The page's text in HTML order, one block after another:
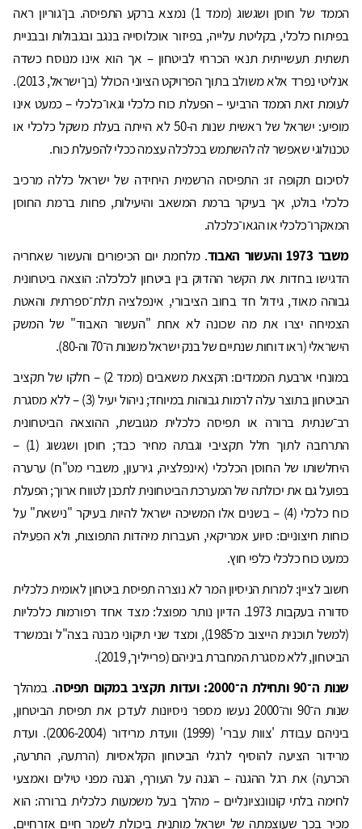
הממד של חוסן ושגשוג (ממד 1) נמצא ברקע התפיסה. בן־גוריון ראה
בפיתוח כלכלי, בקליטת עלייה, בפיזור אוכלוסייה בנגב ובגבולות ובבניית
תשתית תעשייתית תנאי הכרחי לביטחון – אך הוא אינו מנוסח כשדה
אנליטי נפרד אלא משולב בתוך הפרויקט הציוני הכולל (בן־ישראל, 2013).
לעומת זאת הממד הרביעי – הפעלת כוח כלכלי וגאו־כלכלי – כמעט אינו
מופיע: ישראל של ראשית שנות ה-50 לא הייתה בעלת משקל כלכלי או
טכנולוגי שאפשר לה להשתמש בכלכלה עצמה ככלי להפעלת כוח.
לסיכום תקופה זו: התפיסה הרשמית היחידה של ישראל כללה מרכיב
כלכלי בולט, אך בעיקר ברמת המשאב והיעילות, פחות ברמת החוסן
המאקרו־כלכלי או הגאו־כלכלה.
משבר 1973 והעשור האבוד
. מלחמת יום הכיפורים והעשור שאחריה
הדגישו בחדות את הקשר ההדוק בין ביטחון לכלכלה: הוצאה ביטחונית
גבוהה מאוד, גידול חד בחוב הציבורי, אינפלציה תלת־ספרתית והאטת
הצמיחה יצרו את מה שכונה לא אחת "העשור האבוד" של המשק
הישראלי (ראו דוחות שנתיים של בנק ישראל משנות ה־70 וה-80).
במונחי ארבעת הממדים: הקצאת משאבים (ממד 2) – חלקו של תקציב
הביטחון בתוצר עלה לרמות גבוהות במיוחד; ניהול יעיל (3) – ללא מסגרת
רב־שנתית ברורה או תפיסה כלכלית מגובשת, ההוצאה הביטחונית
התרחבה לתוך חלל תקציבי וגבתה מחיר כבד; חוסן ושגשוג (1) –
היחלשותו של החוסן הכלכלי (אינפלציה, גירעון, משברי מט"ח) ערערה
בפועל גם את יכולתה של המערכת הביטחונית לתכנן לטווח ארוך; הפעלת
כוח כלכלי (4) – בשנים אלו המשיכה ישראל להיות בעיקר "נישאת" על
כוחות חיצוניים: סיוע אמריקאי, העברות מיהדות התפוצות, ולא הפעילה
כמעט כוח כלכלי כלפי חוץ.
חשוב לציין: למרות הניסיון המר לא נוצרה תפיסת ביטחון לאומית כלכלית
סדורה בעקבות 1973. הדיון נותר מפוצל: מצד אחד רפורמות כלכליות
(למשל תוכנית הייצוב מ־1985), ומצד שני תיקוני מבנה בצה"ל ובמשרד
הביטחון, ללא מסגרת המחברת ביניהם (פרייליך, 2019).
שנות ה־90 ותחילת ה־2000: ועדות תקציב במקום תפיסה
. במהלך
שנות ה־90 וה־2000 נעשו מספר ניסיונות לעדכן את תפיסת הביטחון,
ביניהם עבודת 'צוות עברי' (1999) וועדת מרידור (2006-2004). ועדת
מרידור הציעה להוסיף לרגלי הביטחון הקלאסיות (הרתעה, התרעה,
הכרעה) את רגל ההגנה – הגנה על העורף, הגנה מפני טילים ואמצעי
לחימה בלתי קונוונציונליים – מהלך בעל משמעות כלכלית ברורה: הוא
מכיר בכך שעוצמתה של ישראל מותנית ביכולת לשמר חיים אזרחיים,